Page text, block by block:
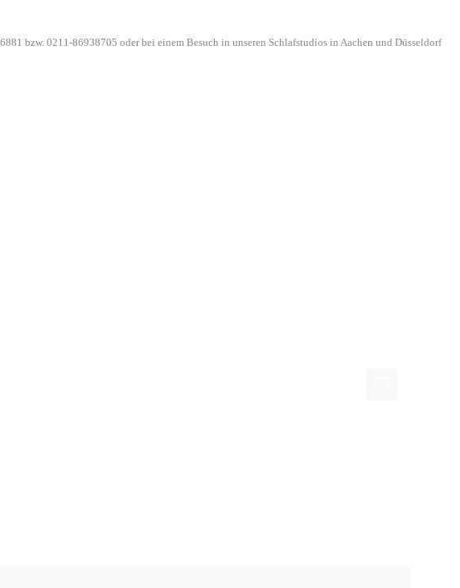
bzw. 0211-86938705 oder bei einem Besuch in unseren Schlafstudios in Aachen und Düsseldorf